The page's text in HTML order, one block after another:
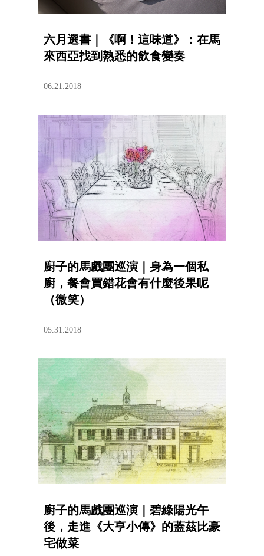
六月選書｜《啊！這味道》：在馬
來西亞找到熟悉的飲食變奏
06.21.2018
廚子的馬戲團巡演｜身為一個私
廚，餐會買錯花會有什麼後果呢
（微笑）
05.31.2018
廚子的馬戲團巡演｜碧綠陽光午
後，走進《大亨小傳》的蓋茲比豪
宅做菜